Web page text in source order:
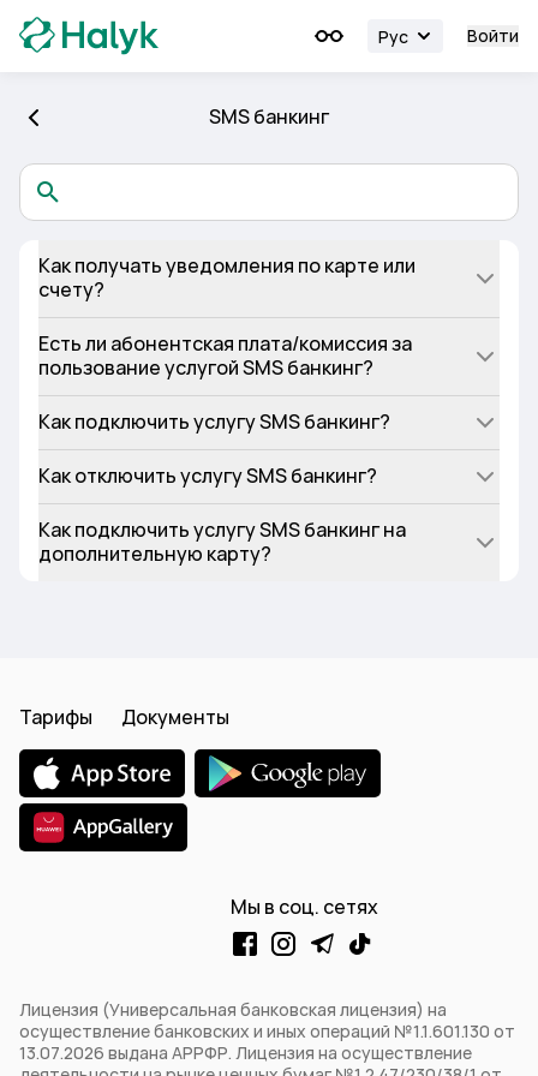
Рус Войти
SMS банкинг
Как получать уведомления по карте или
счету?
Есть ли абонентская плата/комиссия за
пользование услугой SMS банкинг?
Как подключить услугу SMS банкинг?
Как отключить услугу SMS банкинг?
Как подключить услугу SMS банкинг на
дополнительную карту?
Лицензия (Универсальная банковская лицензия) на
осуществление банковских и иных операций №1.1.601.130 от
13.07.2026 выдана АРРФР. Лицензия на осуществление
Тарифы Документы
Мы в соц. сетях